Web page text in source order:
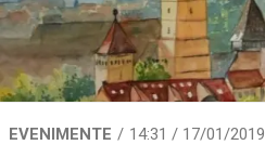
EVENIMENTE 14:31 / 17/01/2019